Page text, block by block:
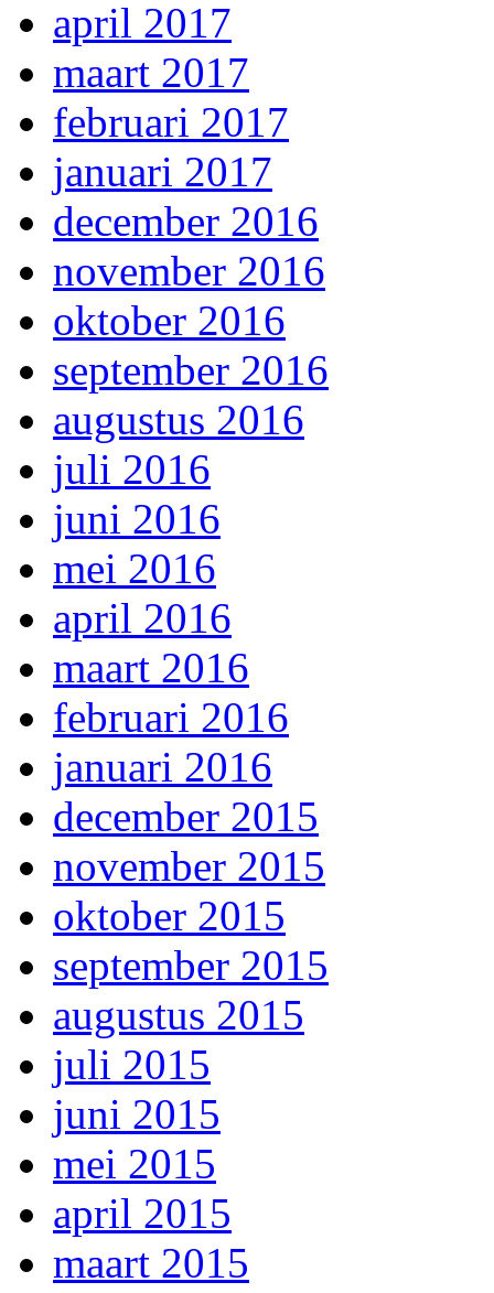
april 2017
maart 2017
februari 2017
januari 2017
december 2016
november 2016
oktober 2016
september 2016
augustus 2016
juli 2016
juni 2016
mei 2016
april 2016
maart 2016
februari 2016
januari 2016
december 2015
november 2015
oktober 2015
september 2015
augustus 2015
juli 2015
juni 2015
mei 2015
april 2015
maart 2015